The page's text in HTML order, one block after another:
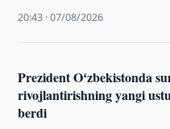
20:43 · 07/08/2026
Prezident Oʻzbekistonda
rivojlantirishning yangi
berdi